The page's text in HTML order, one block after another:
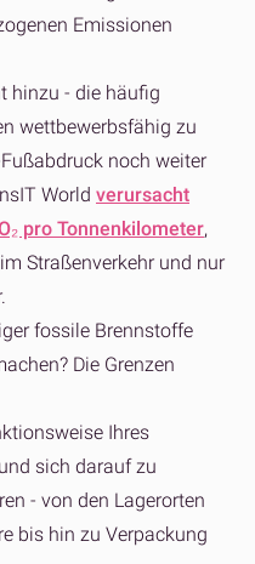
Emissionen
hinzu - die häufig
wettbewerbsfähig zu
noch weiter
World verursacht
pro Tonnenkilometer,
Straßenverkehr und nur
fossile Brennstoffe
Die Grenzen
Ihres
sich darauf zu
- von den Lagerorten
bis hin zu Verpackung